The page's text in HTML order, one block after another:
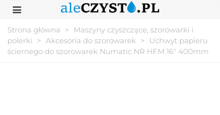
Strona główna >
Maszyny czyszczące, szorowarki i
polerki > Akcesoria do szorowarek > Uchwyt papieru
ściernego do szorowarek Numatic NR HFM 16" 400mm